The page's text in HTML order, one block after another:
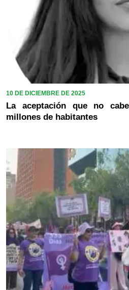
10 DE DICIEMBRE DE 2025
La aceptación que no
millones de habitantes